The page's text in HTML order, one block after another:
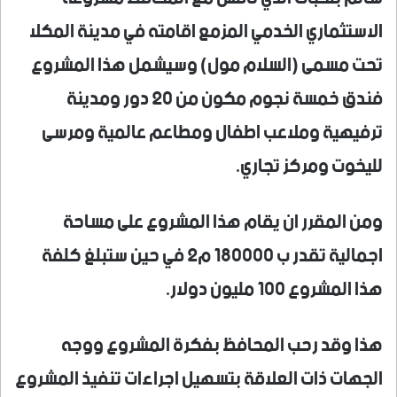
الاستثماري الخدمي المزمع اقامته في مدينة المكلا
تحت مسمى (السلام مول) وسيشمل هذا المشروع
فندق خمسة نجوم مكون من 20 دور ومدينة
ترفيهية وملاعب اطفال ومطاعم عالمية ومرسى
لليخوت ومركز تجاري.
ومن المقرر ان يقام هذا المشروع على مساحة
اجمالية تقدر ب 180000 م2 في حين ستبلغ كلفة
هذا المشروع 100 مليون دولار.
هذا وقد رحب المحافظ بفكرة المشروع ووجه
الجهات ذات العلاقة بتسهيل اجراءات تنفيذ المشروع